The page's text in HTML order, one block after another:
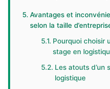
Avantages et
selon la taille
Pourquoi choisir
stage en
Les atouts d’un
logistique